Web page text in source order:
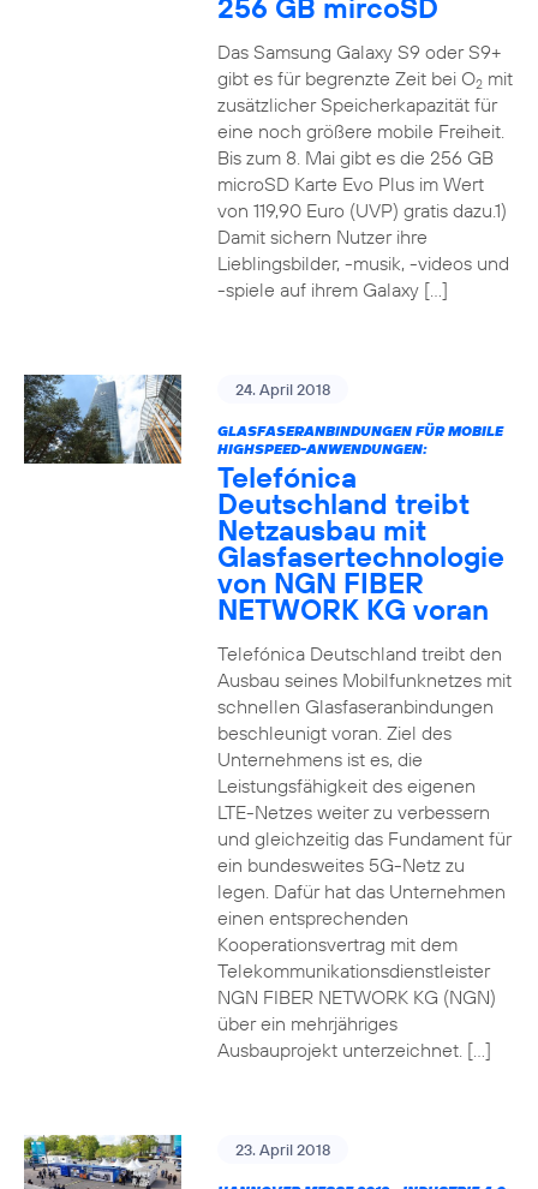
256 GB mircoSD
Das Samsung Galaxy S9 oder S9+
gibt es für begrenzte Zeit bei O2mit
zusätzlicher Speicherkapazität für
eine noch größere mobile Freiheit.
Bis zum 8. Mai gibt es die 256 GB
microSD Karte Evo Plus im Wert
von 119,90 Euro (UVP) gratis dazu.1)
Damit sichern Nutzer ihre
Lieblingsbilder, -musik, -videos und
-spiele auf ihrem Galaxy […]
24. April 2018
GLASFASERANBINDUNGEN FÜR MOBILE
HIGHSPEED-ANWENDUNGEN:
Telefónica
Deutschland treibt
Netzausbau mit
Glasfasertechnologie
von NGN FIBER
NETWORK KG voran
Telefónica Deutschland treibt den
Ausbau seines Mobilfunknetzes mit
schnellen Glasfaseranbindungen
beschleunigt voran. Ziel des
Unternehmens ist es, die
Leistungsfähigkeit des eigenen
LTE-Netzes weiter zu verbessern
und gleichzeitig das Fundament für
ein bundesweites 5G-Netz zu
legen. Dafür hat das Unternehmen
einen entsprechenden
Kooperationsvertrag mit dem
Telekommunikationsdienstleister
NGN FIBER NETWORK KG (NGN)
über ein mehrjähriges
Ausbauprojekt unterzeichnet. […]
23. April 2018